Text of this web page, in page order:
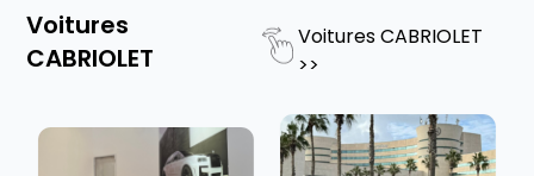
Voitures
CABRIOLET
Voitures CABRIOLET
>>